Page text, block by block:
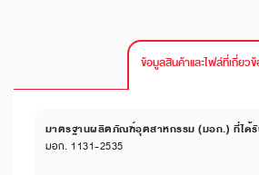
ข้อมูลสินค้าและไฟล์ที่เกี่ยวข้
มาตรฐานผลิตภัณฑ์อุตสาหกรรม (มอก.) ที่ได้
มอก. 1131-2535